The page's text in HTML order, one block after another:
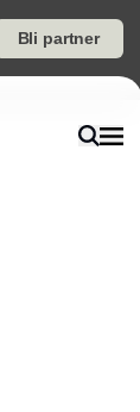
Bli partner